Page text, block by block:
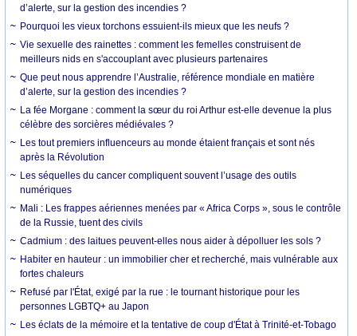
d’alerte, sur la gestion des incendies ?
Pourquoi les vieux torchons essuient-ils mieux que les neufs ?
Vie sexuelle des rainettes : comment les femelles construisent de
meilleurs nids en s'accouplant avec plusieurs partenaires
Que peut nous apprendre l’Australie, référence mondiale en matière
d’alerte, sur la gestion des incendies ?
La fée Morgane : comment la sœur du roi Arthur est-elle devenue la plus
célèbre des sorcières médiévales ?
Les tout premiers influenceurs au monde étaient français et sont nés
après la Révolution
Les séquelles du cancer compliquent souvent l’usage des outils
numériques
Mali : Les frappes aériennes menées par « Africa Corps », sous le contrôle
de la Russie, tuent des civils
Cadmium : des laitues peuvent-elles nous aider à dépolluer les sols ?
Habiter en hauteur : un immobilier cher et recherché, mais vulnérable aux
fortes chaleurs
Refusé par l'État, exigé par la rue : le tournant historique pour les
personnes LGBTQ+ au Japon
Les éclats de la mémoire et la tentative de coup d'État à Trinité-et-Tobago